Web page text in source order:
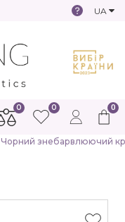
UA
0
0 0
Чорний знебарвлюючий